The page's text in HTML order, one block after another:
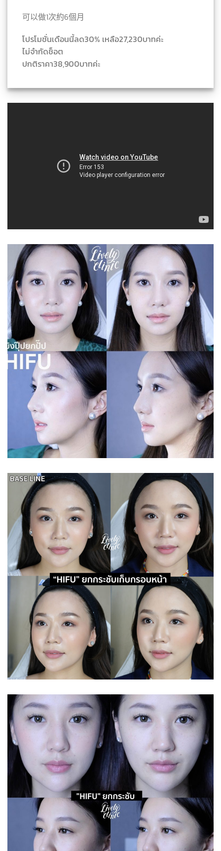
可以做1次約6個月
โปรโมชั่นเดือนนี้ลด30% เหลือ27,230บาทค่ะ
ไม่จำกัดช็อต
ปกติราคา38,900บาทค่ะ